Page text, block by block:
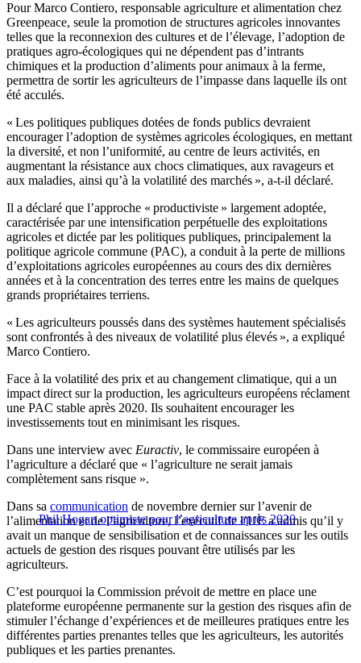
Pour Marco Contiero, responsable agriculture et alimentation chez
Greenpeace, seule la promotion de structures agricoles innovantes
telles que la reconnexion des cultures et de l’élevage, l’adoption de
pratiques agro-écologiques qui ne dépendent pas d’intrants
chimiques et la production d’aliments pour animaux à la ferme,
permettra de sortir les agriculteurs de l’impasse dans laquelle ils ont
été acculés.
« Les politiques publiques dotées de fonds publics devraient
encourager l’adoption de systèmes agricoles écologiques, en mettant
la diversité, et non l’uniformité, au centre de leurs activités, en
augmentant la résistance aux chocs climatiques, aux ravageurs et
aux maladies, ainsi qu’à la volatilité des marchés », a-t-il déclaré.
Il a déclaré que l’approche « productiviste » largement adoptée,
caractérisée par une intensification perpétuelle des exploitations
agricoles et dictée par les politiques publiques, principalement la
politique agricole commune (PAC), a conduit à la perte de millions
d’exploitations agricoles européennes au cours des dix dernières
années et à la concentration des terres entre les mains de quelques
grands propriétaires terriens.
« Les agriculteurs poussés dans des systèmes hautement spécialisés
sont confrontés à des niveaux de volatilité plus élevés », a expliqué
Marco Contiero.
Face à la volatilité des prix et au changement climatique, qui a un
impact direct sur la production, les agriculteurs européens réclament
une PAC stable après 2020. Ils souhaitent encourager les
investissements tout en minimisant les risques.
Dans une interview avec Euractiv, le commissaire européen à
l’agriculture a déclaré que « l’agriculture ne serait jamais
complètement sans risque ».
Phil Hogan optimiste pour l’agriculture après 2020
Dans sa communication de novembre dernier sur l’avenir de
l’alimentation et de l’agriculture, l’exécutif de l’UE a admis qu’il y
avait un manque de sensibilisation et de connaissances sur les outils
actuels de gestion des risques pouvant être utilisés par les
agriculteurs.
C’est pourquoi la Commission prévoit de mettre en place une
plateforme européenne permanente sur la gestion des risques afin de
stimuler l’échange d’expériences et de meilleures pratiques entre les
différentes parties prenantes telles que les agriculteurs, les autorités
publiques et les parties prenantes.